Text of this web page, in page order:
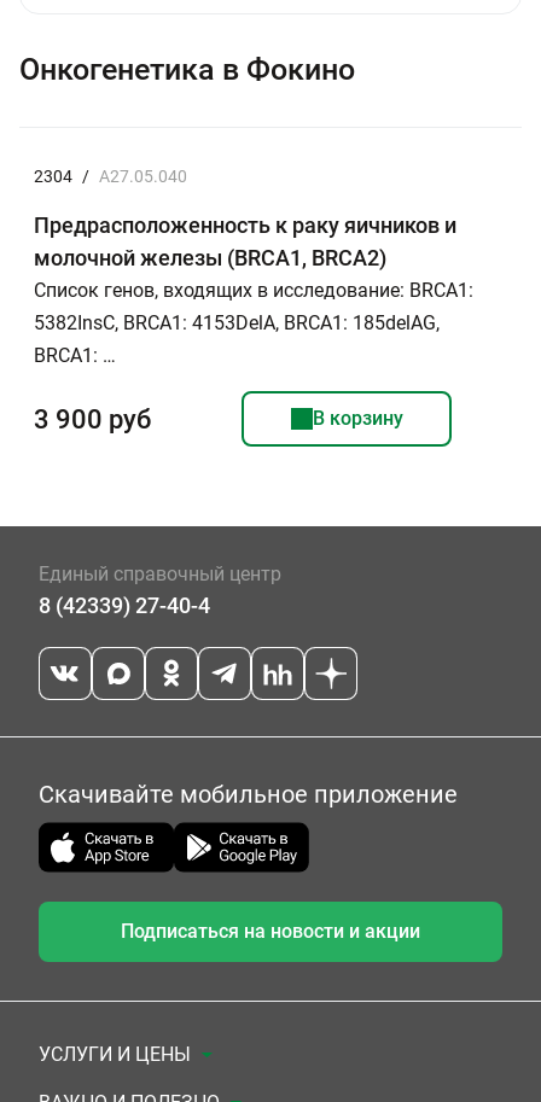
Онкогенетика в Фокино
2304 / A27.05.040
Предрасположенность к раку яичников и
молочной железы (BRCA1, BRCA2)
Список генов, входящих в исследование: BRCA1:
5382InsC, BRCA1: 4153DelA, BRCA1: 185delAG,
BRCA1: …
3 900 руб В корзину
Единый справочный центр
8 (42339) 27-40-4
Скачивайте мобильное приложение
Подписаться на новости и акции
УСЛУГИ И ЦЕНЫ